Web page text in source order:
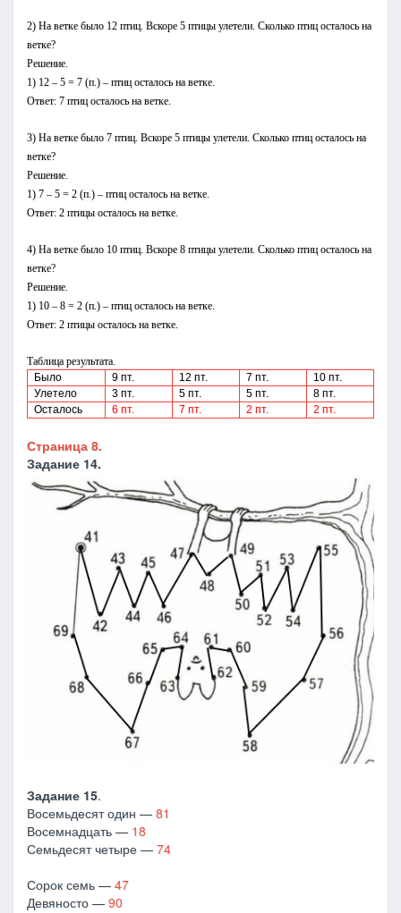
2) На ветке было 12 птиц. Вскоре 5 птицы улетели. Сколько птиц осталось на
ветке?
Решение.
1) 12 – 5 = 7 (п.) – птиц осталось на ветке.
Ответ: 7 птиц осталось на ветке.
3) На ветке было 7 птиц. Вскоре 5 птицы улетели. Сколько птиц осталось на
ветке?
Решение.
1) 7 – 5 = 2 (п.) – птиц осталось на ветке.
Ответ: 2 птицы осталось на ветке.
4) На ветке было 10 птиц. Вскоре 8 птицы улетели. Сколько птиц осталось на
ветке?
Решение.
1) 10 – 8 = 2 (п.) – птиц осталось на ветке.
Ответ: 2 птицы осталось на ветке.
Таблица результата.
Было
9 пт. 12 пт. 7 пт.
10 пт.
Улетело
3 пт. 5 пт. 5 пт.
8 пт.
Осталось
6 пт. 7 пт. 2 пт. 2 пт.
Страница 8.
Задание 14.
Задание 15.
Восемьдесят один — 81
Восемнадцать — 18
Семьдесят четыре — 74
Сорок семь — 47
Девяносто — 90